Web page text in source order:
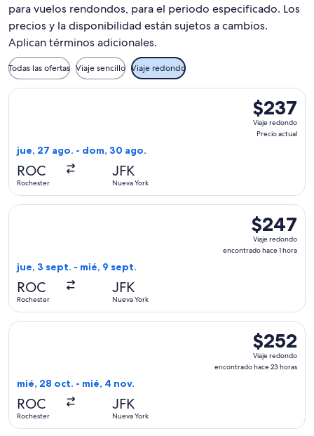
para vuelos rendondos, para el periodo especificado. Los
precios y la disponibilidad están sujetos a cambios.
Aplican términos adicionales.
Todas las ofertas Viaje sencillo Viaje redondo
$237
Viaje
redondo,
$237
Viaje redondo
Precio actual
jue, 27 ago. - dom, 30 ago.
ROC
Rochester
JFK
Nueva York
Seleccionar vuelo de JetBlue Airways, con salida el jue, 27
$247
Viaje
redondo,
$247
Viaje redondo
encontrado hace 1 hora
jue, 3 sept. - mié, 9 sept.
ROC
Rochester
JFK
Nueva York
Seleccionar vuelo de Delta, con salida el jue, 3 sept. desde
$252
Viaje
redondo,
$252
Viaje redondo
encontrado hace 23 horas
mié, 28 oct. - mié, 4 nov.
ROC
Rochester
JFK
Nueva York
Seleccionar vuelo de Delta, con salida el mié, 28 oct.